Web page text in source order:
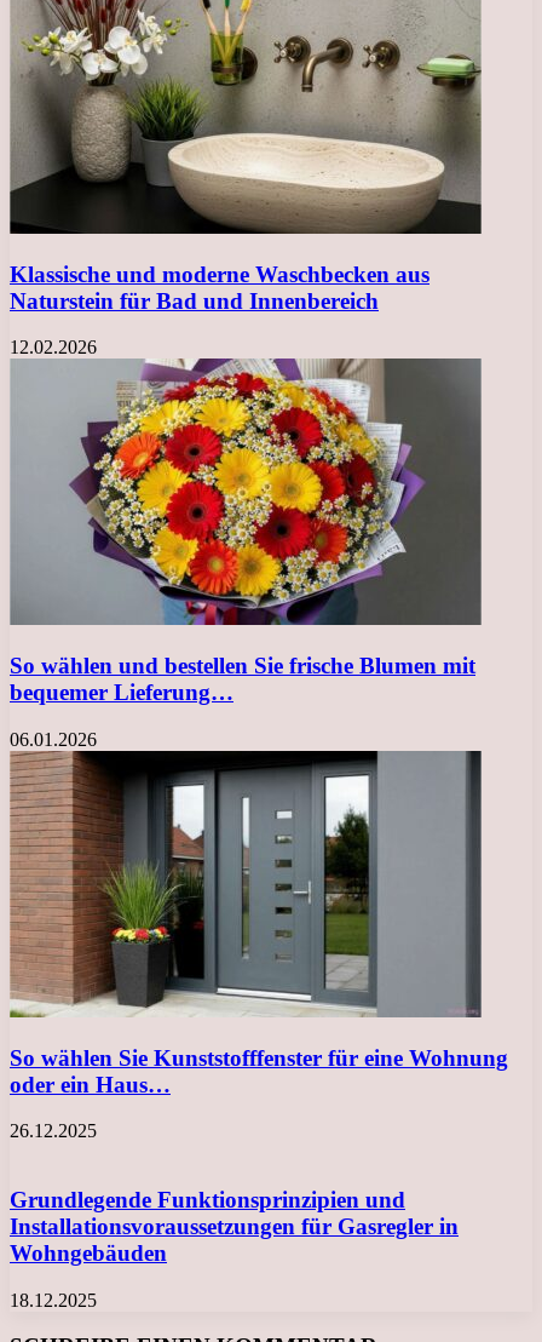
Klassische und moderne Waschbecken aus
Naturstein für Bad und Innenbereich
12.02.2026
So wählen und bestellen Sie frische Blumen mit
bequemer Lieferung…
06.01.2026
So wählen Sie Kunststofffenster für eine Wohnung
oder ein Haus…
26.12.2025
Grundlegende Funktionsprinzipien und
Installationsvoraussetzungen für Gasregler in
Wohngebäuden
18.12.2025